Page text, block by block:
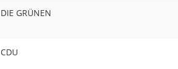
DIE GRÜNEN
CDU